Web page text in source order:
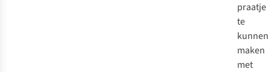
praatje
te
kunnen
maken
met